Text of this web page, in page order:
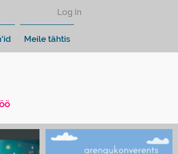
Log In
Meile tähtis